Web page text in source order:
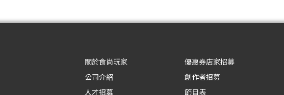
關於食尚玩家
公司介紹
人才招募
優惠券店家招募
創作者招募
節目表